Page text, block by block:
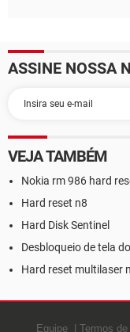
ASSINE NOSSA
VEJA TAMBÉM
Nokia rm 986 hard
Hard reset n8
Hard Disk Sentinel
Desbloqueio de tela
Hard reset multilaser
Equipe Termos de